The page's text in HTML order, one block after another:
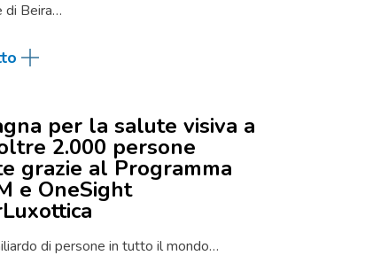
di Beira…
per la salute visiva a
2.000 persone
grazie al Programma
e OneSight
di persone in tutto il mondo…